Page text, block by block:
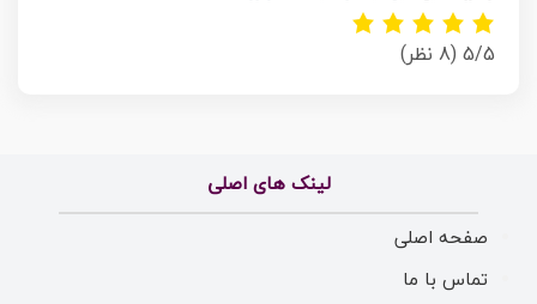
5/5 (8 نظر)
لینک های اصلی
صفحه اصلی
تماس با ما